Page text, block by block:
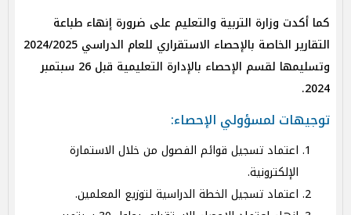
كما أكدت وزارة التربية والتعليم على ضرورة إنهاء طباعة
التقارير الخاصة بالإحصاء الاستقراري للعام الدراسي 2024/2025
وتسليمها لقسم الإحصاء بالإدارة التعليمية قبل 26 سبتمبر
2024.
توجيهات لمسؤولي الإحصاء:
اعتماد تسجيل قوائم الفصول من خلال الاستمارة
الإلكترونية.
اعتماد تسجيل الخطة الدراسية لتوزيع المعلمين.